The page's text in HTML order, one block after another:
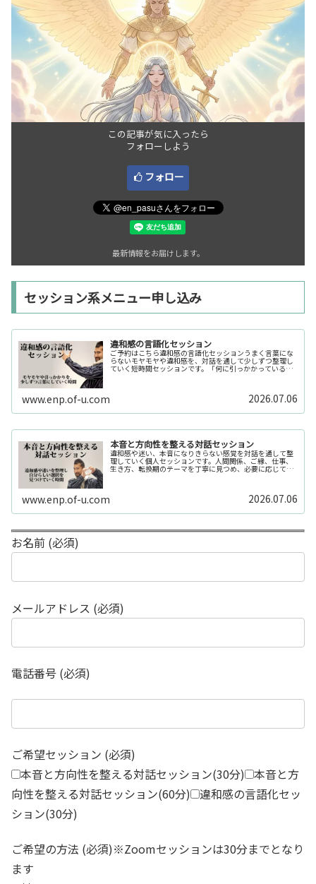
この記事が気に入ったら
フォローしよう
フォロー
最新情報をお届けします。
セッション系メニュー申し込み
違和感の言語化セッション
ご予約はこちら違和感の言語化セッションうまく言葉にな
らないモヤモヤや違和感を、対話を通して少しずつ整理し
ていく短時間セッションです。「何に引っかかっているの
www.enp.of-u.com 2026.07.06
本音と方向性を整える対話セッション
違和感や迷い、本音になりきらない感覚を対話を通して整
理していく個人セッションです。人間関係、ご縁、仕事、
生き方、転換期のテーマを丁寧に見つめ、必要に応じてカ
www.enp.of-u.com 2026.07.06
お名前 (必須)
メールアドレス (必須)
電話番号 (必須)
ご希望セッション (必須)
本音と方向性を整える対話セッション(30分) 本音と方
向性を整える対話セッション(60分) 違和感の言語化セッ
ション(30分)
ご希望の方法 (必須)※Zoomセッションは30分までとなり
ます